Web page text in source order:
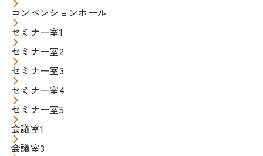
コンベンションホール
セミナー室1
セミナー室2
セミナー室3
セミナー室4
セミナー室5
会議室1
会議室3